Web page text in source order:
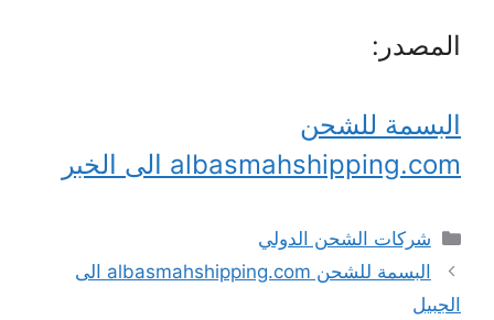
المصدر:
البسمة للشحن
albasmahshipping.com الى الخبر
التصنيفات
شركات الشحن الدولي
البسمة للشحن albasmahshipping.com الى
الجبيل